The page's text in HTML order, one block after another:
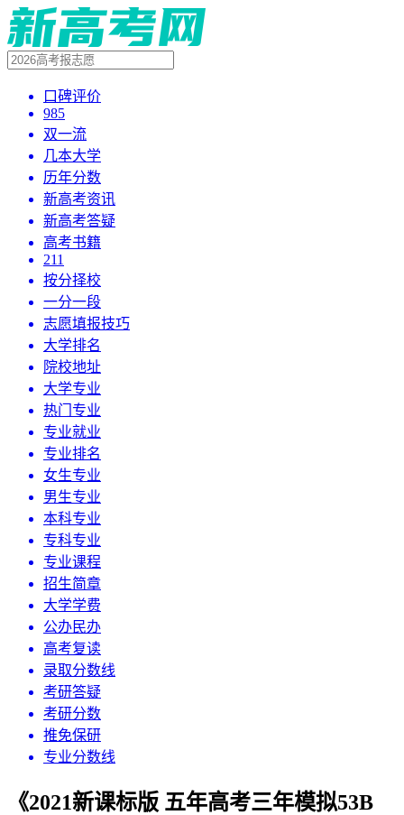
口碑评价
985
双一流
几本大学
历年分数
新高考资讯
新高考答疑
高考书籍
211
按分择校
一分一段
志愿填报技巧
大学排名
院校地址
大学专业
热门专业
专业就业
专业排名
女生专业
男生专业
本科专业
专科专业
专业课程
招生简章
大学学费
公办民办
高考复读
录取分数线
考研答疑
考研分数
推免保研
专业分数线
《2021新课标版 五年高考三年模拟53B